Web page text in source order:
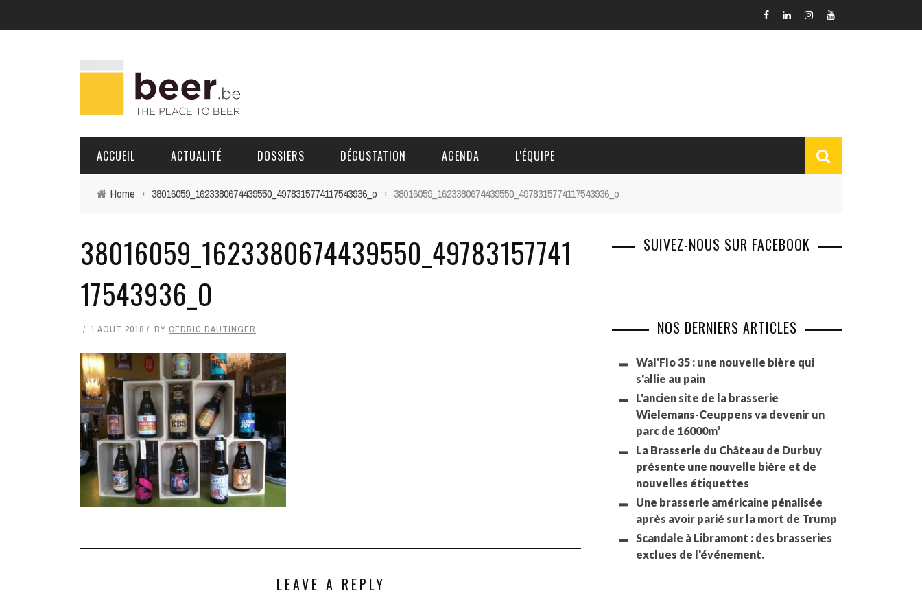
ACCUEIL ACTUALITÉ DOSSIERS
PORTRAITS
DÉGUSTATION AGENDA L'ÉQUIPE
DAVID BLOCTEUR
Home › 38016059_1623380674439550_4978315774117543936_o › 38016059_1623380674439550_4978315774117543936_o
38016059_1623380674439550_49783157741
17543936_O
1 AOÛT 2018 BY CÉDRIC DAUTINGER
LEAVE A REPLY
SUIVEZ-NOUS SUR FACEBOOK
NOS DERNIERS ARTICLES
Wal'Flo 35 : une nouvelle bière qui
s'allie au pain
L'ancien site de la brasserie
Wielemans-Ceuppens va devenir un
parc de 16000m²
La Brasserie du Château de Durbuy
présente une nouvelle bière et de
nouvelles étiquettes
Une brasserie américaine pénalisée
après avoir parié sur la mort de Trump
Scandale à Libramont : des brasseries
exclues de l'événement.